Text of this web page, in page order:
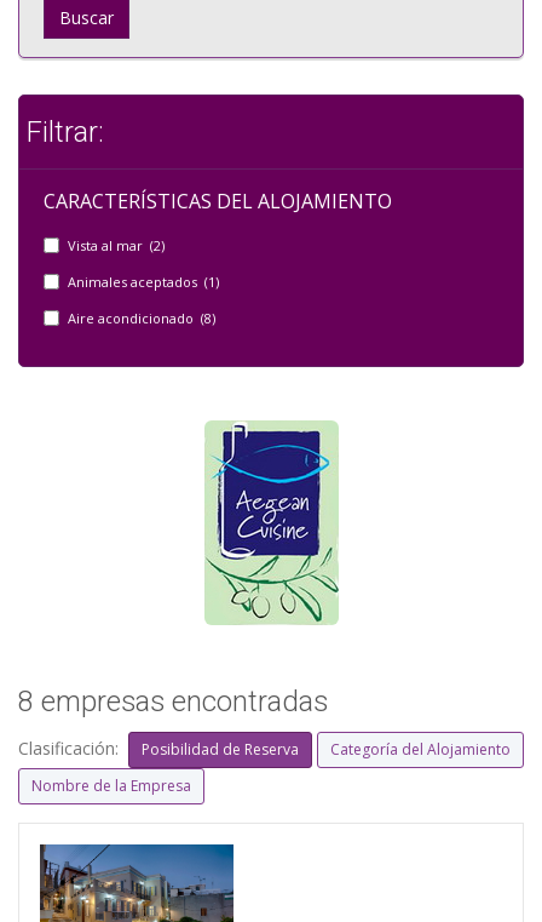
Buscar
Filtrar:
CARACTERÍSTICAS DEL ALOJAMIENTO
Vista al mar (2)
Animales aceptados (1)
Aire acondicionado (8)
8 empresas encontradas
Clasificación: Posibilidad de Reserva
Categoría del Alojamiento
Nombre de la Empresa